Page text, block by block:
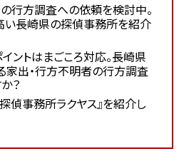
行方調査への依頼を検討中。
い長崎県の探偵事務所を紹介
ントはまごころ対応。長崎県
家出・行方不明者の行方調査
？
偵事務所ラクヤス』を紹介し